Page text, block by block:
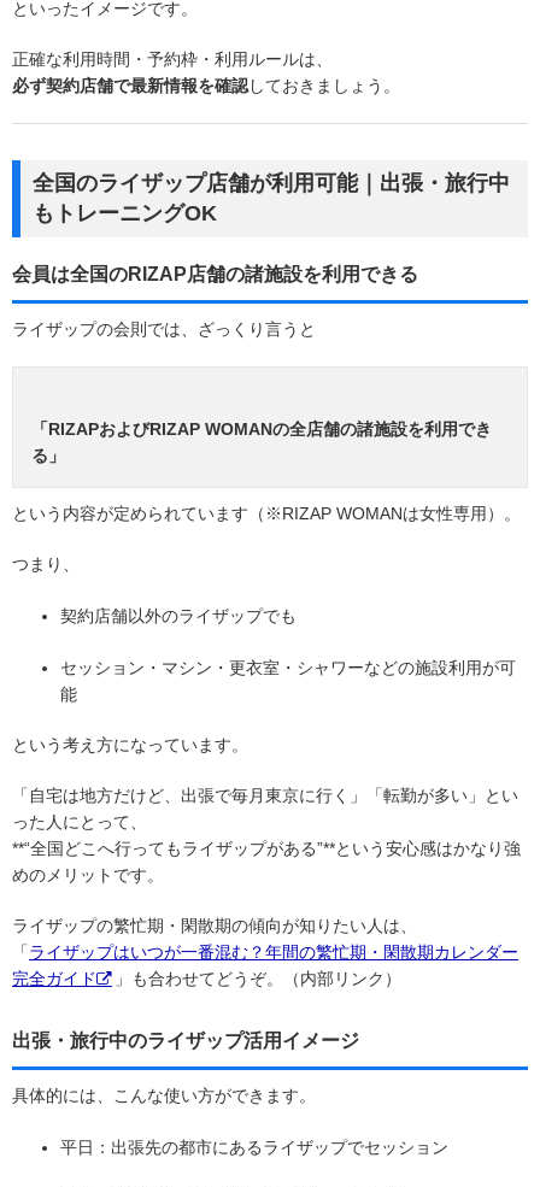
といったイメージです。
正確な利用時間・予約枠・利用ルールは、
必ず契約店舗で最新情報を確認しておきましょう。
全国のライザップ店舗が利用可能｜出張・旅行中
もトレーニングOK
会員は全国のRIZAP店舗の諸施設を利用できる
ライザップの会則では、ざっくり言うと
「RIZAPおよびRIZAP WOMANの全店舗の諸施設を利用でき
る」
という内容が定められています（※RIZAP WOMANは女性専用）。
つまり、
契約店舗以外のライザップでも
セッション・マシン・更衣室・シャワーなどの施設利用が可
能
という考え方になっています。
「自宅は地方だけど、出張で毎月東京に行く」「転勤が多い」とい
った人にとって、
**“全国どこへ行ってもライザップがある”**という安心感はかなり強
めのメリットです。
ライザップの繁忙期・閑散期の傾向が知りたい人は、
「ライザップはいつが一番混む？年間の繁忙期・閑散期カレンダー
完全ガイド
」も合わせてどうぞ。（内部リンク）
出張・旅行中のライザップ活用イメージ
具体的には、こんな使い方ができます。
平日：出張先の都市にあるライザップでセッション